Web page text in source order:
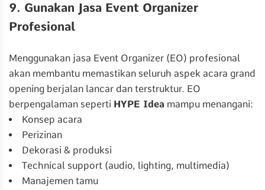
9. Gunakan Jasa Event Organizer
Profesional
Menggunakan jasa Event Organizer (EO) profesional
akan membantu memastikan seluruh aspek acara grand
opening berjalan lancar dan terstruktur. EO
berpengalaman seperti HYPE Idea mampu menangani:
Konsep acara
Perizinan
Dekorasi & produksi
Technical support (audio, lighting, multimedia)
Manajemen tamu